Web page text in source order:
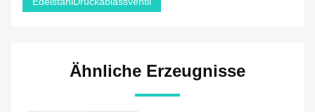
Ähnliche Erzeugnisse